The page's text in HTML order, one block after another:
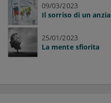
09/03/2023
Il sorriso di un
25/01/2023
La mente sfiorita